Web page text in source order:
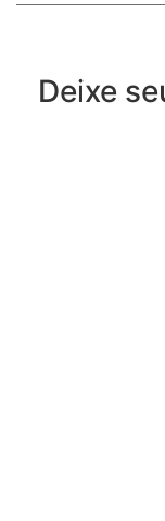
Deixe